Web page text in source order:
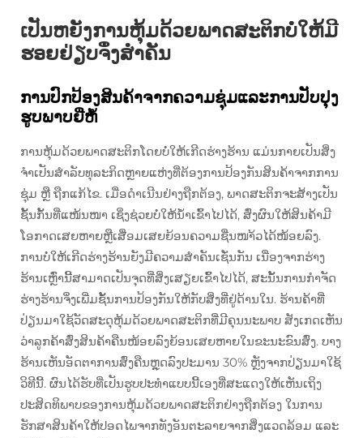
ເປັນຫຍັງການຫຸ້ມດ້ວຍພາດສະຕິກບໍ່ໃຫ້ມີ
ຮອຍຢ່ຽບຈຶ່ງສຳຄັນ
ການປົກປ້ອງສິນຄ້າຈາກຄວາມຊຸ່ມແລະການປັບປຸງ
ຮູບພາບຍີ່ຫໍ້
ການຫຸ້ມດ້ວຍພາດສະຕິກໂດຍບໍ່ໃຫ້ເກີດຮ່າງຮ້ານ ແມ່ນກາຍເປັນສິ່ງ
ຈໍາເປັນສໍາລັບທຸລະກິດຫຼາຍແຫ່ງທີ່ຕ້ອງການປ້ອງກັນສິນຄ້າຈາກການ
ຊຸ່ມ ຫຼື ຖືກແກ້ໄຂ. ເມື່ອດໍາເນີນຢ່າງຖືກຕ້ອງ, ພາດສະຕິກຈະສ້າງເປັນ
ຊັ້ນກັ້ນທີ່ແໜ້ນໜາ ເຊິ່ງຊ່ວຍບໍ່ໃຫ້ນ້ໍາເຂົ້າໄປໄດ້, ສົ່ງຜົນໃຫ້ສິນຄ້າມີ
ໂອກາດເສຍຫາຍຫຼືເສື່ອມເສຍຍ້ອນຄວາມຊື່ນໜາ້ວໄດ້ໜ້ອຍລົງ.
ການບໍ່ໃຫ້ເກີດຮ່າງຮ້ານຍັງມີຄວາມສໍາຄັນເຊັ່ນກັນ ເນື່ອງຈາກຮ່າງ
ຮ້ານເຫຼົ່ານີ້ສາມາດເປັນຈຸດທີ່ສິ່ງເສຽຍເຂົ້າໄປໄດ້, ສະນັ້ນການກໍາຈັດ
ຮ່າງຮ້ານຈຶ່ງເພີ່ມຊັ້ນການປ້ອງກັນໃຫ້ກັບສິ່ງທີ່ຢູ່ດ້ານໃນ. ຮ້ານຄ້າທີ່
ປ່ຽນມາໃຊ້ວັດສະດຸຫຸ້ມດ້ວຍພາດສະຕິກທີ່ມີຄຸນນະພາບ ສັງເກດເຫັນ
ວ່າລູກຄ້າສົ່ງສິນຄ້າຄືນໜ້ອຍລົງຍ້ອນເສຍຫາຍໃນຂະນະຂົນສົ່ງ. ບາງ
ຮ້ານເຫັນອັດຕາການສົ່ງຄືນຫຼຸດລົງປະມານ 30% ຫຼັງຈາກປ່ຽນມາໃຊ້
ວິທີນີ້. ຜົນໄດ້ຮັບທີ່ເປັນຮູບປະທໍາແບບນີ້ເອງທີ່ສະແດງໃຫ້ເຫັນເຖິງ
ປະສິດທິພາບຂອງການຫຸ້ມດ້ວຍພາດສະຕິກຢ່າງຖືກຕ້ອງ ໃນການ
ຮັກສາສິນຄ້າໃຫ້ປອດໄພຈາກທັງອັນຕະລາຍຈາກສິ່ງແວດລ້ອມ ແລະ